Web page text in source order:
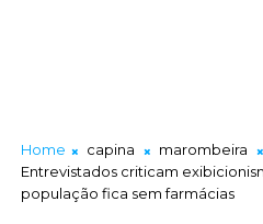
Home capina marombeira
Entrevistados criticam
população fica sem farmácias